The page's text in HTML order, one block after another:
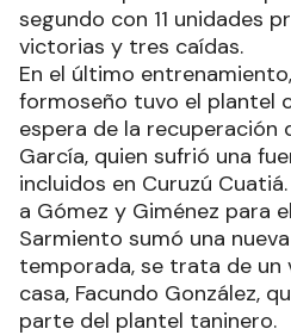
segundo con 11 unidades
victorias y tres caídas.
En el último
formoseño tuvo el plantel
espera de la recuperación
García, quien sufrió una
incluidos en Curuzú
a Gómez y Giménez para
Sarmiento sumó una
temporada, se trata de un
casa, Facundo González,
parte del plantel taninero.